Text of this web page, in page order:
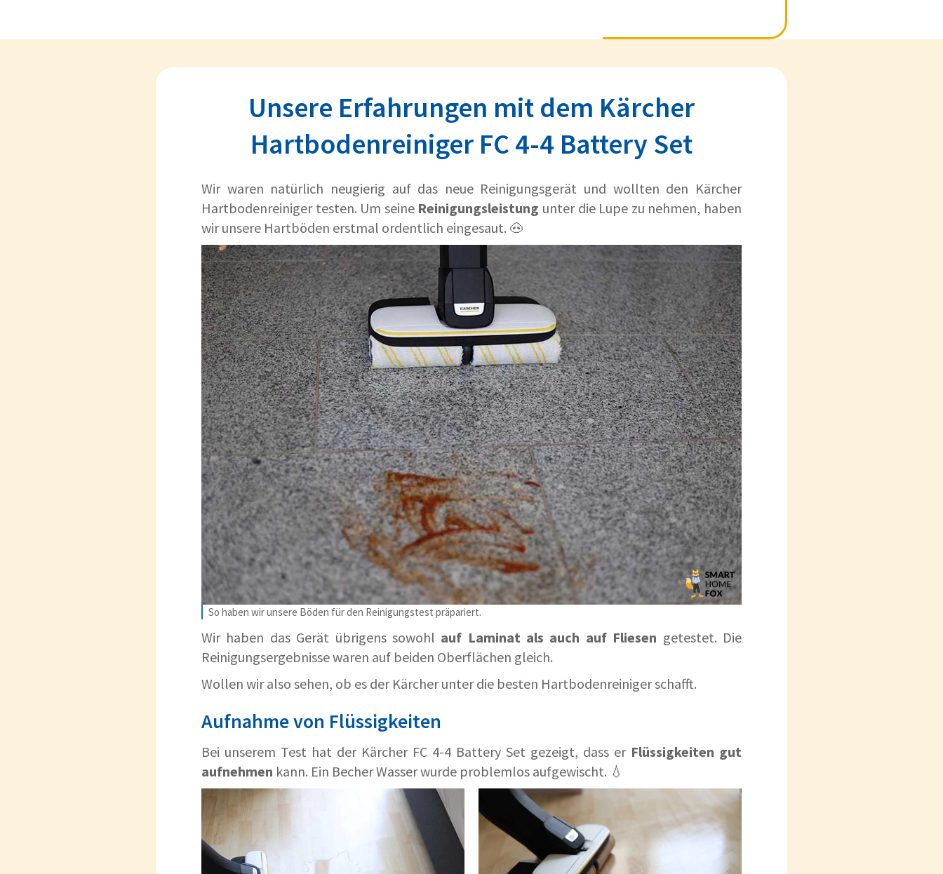
Unsere Erfahrungen mit dem Kärcher
Hartbodenreiniger FC 4-4 Battery Set
Wir waren natürlich neugierig auf das neue Reinigungsgerät und wollten den Kärcher
Hartbodenreiniger testen. Um seine Reinigungsleistung unter die Lupe zu nehmen, haben
wir unsere Hartböden erstmal ordentlich eingesaut. 🐽
So haben wir unsere Böden für den Reinigungstest präpariert.
Wir haben das Gerät übrigens sowohl auf Laminat als auch auf Fliesen getestet. Die
Reinigungsergebnisse waren auf beiden Oberflächen gleich.
Wollen wir also sehen, ob es der Kärcher unter die besten Hartbodenreiniger schafft.
Aufnahme von Flüssigkeiten
Bei unserem Test hat der Kärcher FC 4-4 Battery Set gezeigt, dass er Flüssigkeiten gut
aufnehmen kann. Ein Becher Wasser wurde problemlos aufgewischt. 💧